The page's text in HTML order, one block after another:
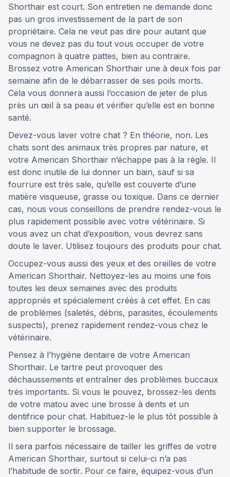
Shorthair est court. Son entretien ne demande donc
pas un gros investissement de la part de son
propriétaire. Cela ne veut pas dire pour autant que
vous ne devez pas du tout vous occuper de votre
compagnon à quatre pattes, bien au contraire.
Brossez votre American Shorthair une à deux fois par
semaine afin de le débarrasser de ses poils morts.
Cela vous donnera aussi l’occasion de jeter de plus
près un œil à sa peau et vérifier qu’elle est en bonne
santé.
Devez-vous laver votre chat ? En théorie, non. Les
chats sont des animaux très propres par nature, et
votre American Shorthair n’échappe pas à la règle. Il
est donc inutile de lui donner un bain, sauf si sa
fourrure est très sale, qu’elle est couverte d’une
matière visqueuse, grasse ou toxique. Dans ce dernier
cas, nous vous conseillons de prendre rendez-vous le
plus rapidement possible avec votre vétérinaire. Si
vous avez un chat d’exposition, vous devrez sans
doute le laver. Utilisez toujours des produits pour chat.
Occupez-vous aussi des yeux et des oreilles de votre
American Shorthair. Nettoyez-les au moins une fois
toutes les deux semaines avec des produits
appropriés et spécialement créés à cet effet. En cas
de problèmes (saletés, débris, parasites, écoulements
suspects), prenez rapidement rendez-vous chez le
vétérinaire.
Pensez à l’hygiène dentaire de votre American
Shorthair. Le tartre peut provoquer des
déchaussements et entraîner des problèmes buccaux
très importants. Si vous le pouvez, brossez-les dents
de votre matou avec une brosse à dents et un
dentifrice pour chat. Habituez-le le plus tôt possible à
bien supporter le brossage.
Il sera parfois nécessaire de tailler les griffes de votre
American Shorthair, surtout si celui-ci n’a pas
l’habitude de sortir. Pour ce faire, équipez-vous d’un